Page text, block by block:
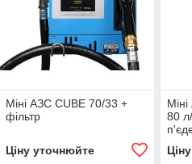
Міні АЗС CUBE 70/33 +
фільтр
Ціну уточнюйте
80